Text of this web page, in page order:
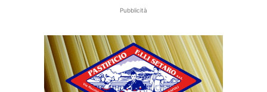
Pubblicità